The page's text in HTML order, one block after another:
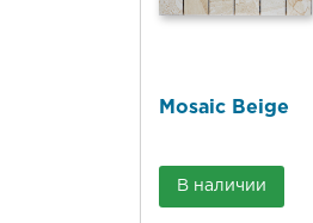
Mosaic Beige
В наличии